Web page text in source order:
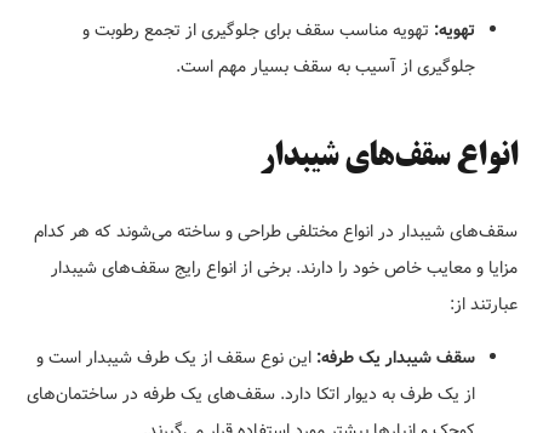
تهویه: تهویه مناسب سقف برای جلوگیری از تجمع رطوبت و
جلوگیری از آسیب به سقف بسیار مهم است.
انواع سقف‌های شیبدار
سقف‌های شیبدار در انواع مختلفی طراحی و ساخته می‌شوند که هر کدام
مزایا و معایب خاص خود را دارند. برخی از انواع رایج سقف‌های شیبدار
عبارتند از:
سقف شیبدار یک طرفه: این نوع سقف از یک طرف شیبدار است و
از یک طرف به دیوار اتکا دارد. سقف‌های یک طرفه در ساختمان‌های